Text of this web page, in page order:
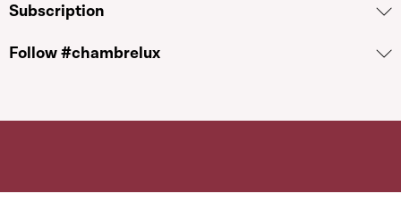
Subscription
Follow #chambrelux